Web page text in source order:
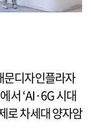
문디자인플라자
서 ‘AI·6G 시대
로 차세대 양자암